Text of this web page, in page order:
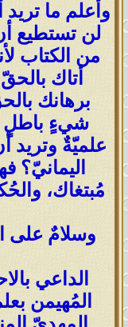
وأعلم ما
لن تستطيع
من الكتاب
أتاك
برهانك
شيءٍ باطلٍ
علميّةٌ وتريد
اليمانيّ؟
مُبتغاك،
وسلامٌ على
الداعي
المُهيمن